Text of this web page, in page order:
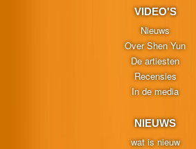
VIDEO'S
Nieuws
Over Shen Yun
De artiesten
Recensies
In de media
NIEUWS
wat is nieuw